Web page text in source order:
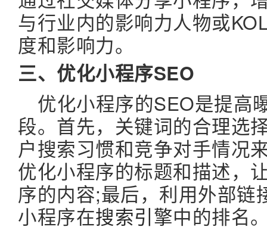
与行业内的影响力人物或
度和影响力。
三、优化小程序SEO
优化小程序的SEO是提高
段。首先，关键词的合理选
户搜索习惯和竞争对手情况
优化小程序的标题和描述，
序的内容;最后，利用外部链
小程序在搜索引擎中的排名